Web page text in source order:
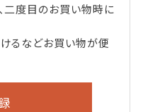
二度目のお買い物時に
るなどお買い物が便